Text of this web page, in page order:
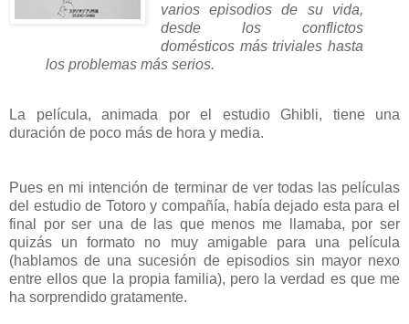
varios episodios de su vida,
desde los conflictos
domésticos más triviales hasta
los problemas más serios.
La película, animada por el estudio Ghibli, tiene una
duración de poco más de hora y media.
Pues en mi intención de terminar de ver todas las películas
del estudio de Totoro y compañía, había dejado esta para el
final por ser una de las que menos me llamaba, por ser
quizás un formato no muy amigable para una película
(hablamos de una sucesión de episodios sin mayor nexo
entre ellos que la propia familia), pero la verdad es que me
ha sorprendido gratamente.